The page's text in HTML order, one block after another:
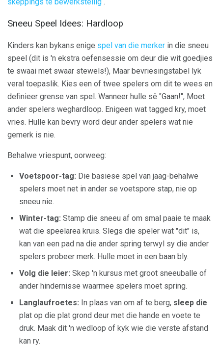
Sneeu Speel Idees: Hardloop
Kinders kan bykans enige spel van die merker in die sneeu
speel (dit is 'n ekstra oefensessie om deur die wit goedjies
te swaai met swaar stewels!), Maar bevriesingstabel lyk
veral toepaslik. Kies een of twee spelers om dit te wees en
definieer grense van spel. Wanneer hulle sê "Gaan!", Moet
ander spelers weghardloop. Enigeen wat tagged kry, moet
vries. Hulle kan bevry word deur ander spelers wat nie
gemerk is nie.
Behalwe vriespunt, oorweeg:
Voetspoor-tag: Die basiese spel van jaag-behalwe
spelers moet net in ander se voetspore stap, nie op
sneeu nie.
Winter-tag: Stamp die sneeu af om smal paaie te maak
wat die speelarea kruis. Slegs die speler wat "dit" is,
kan van een pad na die ander spring terwyl sy die ander
spelers probeer merk. Hulle moet in een baan bly.
Volg die leier: Skep 'n kursus met groot sneeuballe of
ander hindernisse waarmee spelers moet spring.
Langlaufroetes: In plaas van om af te berg, sleep die
plat op die plat grond deur met die hande en voete te
druk. Maak dit 'n wedloop of kyk wie die verste afstand
kan ry.